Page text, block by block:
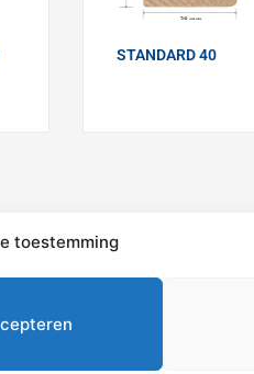
toestemming
STANDARD 40
Extras